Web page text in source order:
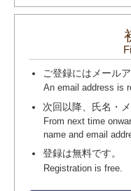
ご登録にはメール
An email address is
次回以降、氏名・
From next time
name and email
登録は無料です。
Registration is free.